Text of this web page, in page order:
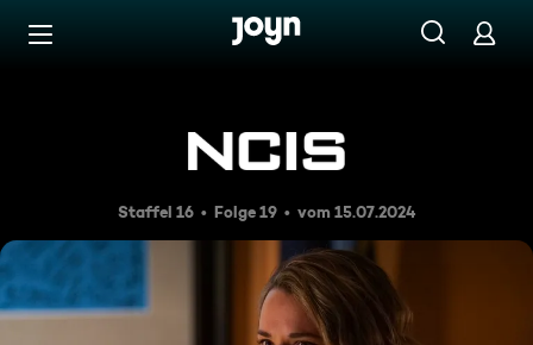
Zum Inhalt springen
Kalte Wut
Staffel 16 Folge 19 vom 15.07.2024